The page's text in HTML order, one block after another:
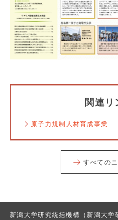
関連リ
原子力規制人材育成事業
すべての
新潟大学研究統括機構（新潟大学